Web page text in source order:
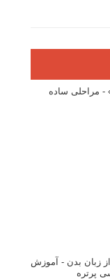
مراحلی ساده
زبان بدن - آموزش